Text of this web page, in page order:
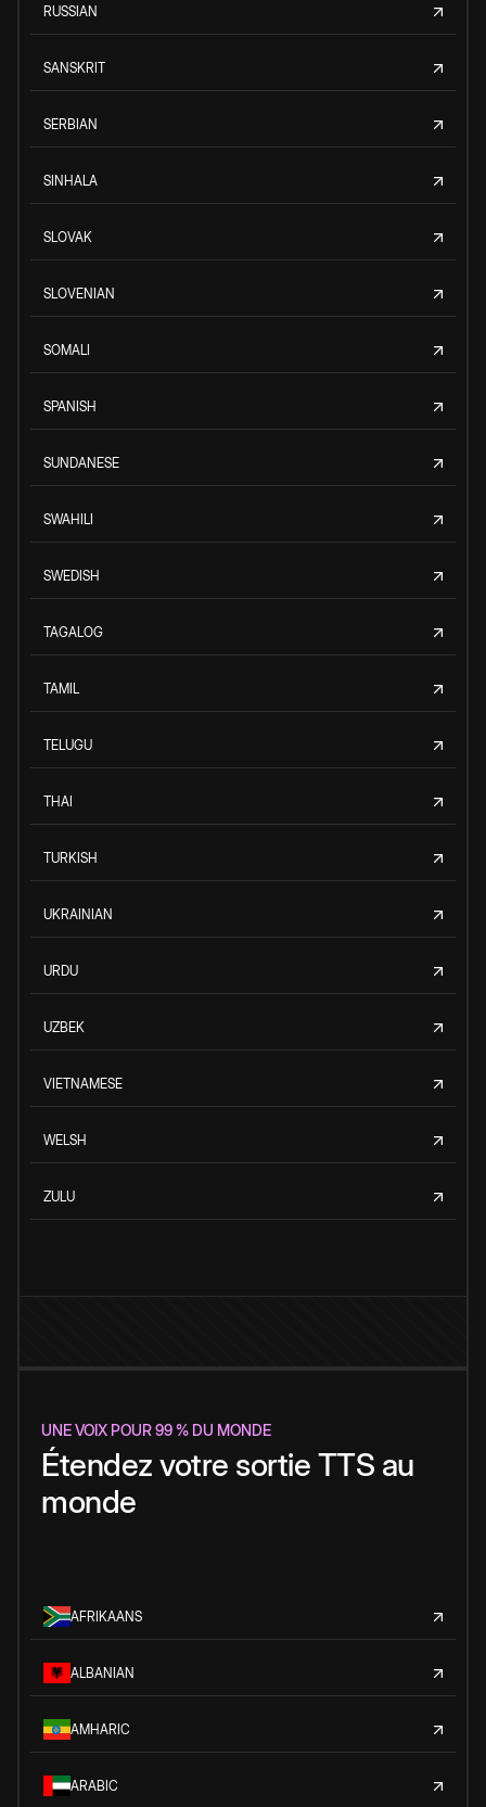
RUSSIAN
SANSKRIT
SERBIAN
SINHALA
SLOVAK
SLOVENIAN
SOMALI
SPANISH
SUNDANESE
SWAHILI
SWEDISH
TAGALOG
TAMIL
TELUGU
THAI
TURKISH
UKRAINIAN
URDU
UZBEK
VIETNAMESE
WELSH
ZULU
UNE VOIX POUR 99 % DU MONDE
Étendez votre sortie TTS au
monde
AFRIKAANS
ALBANIAN
AMHARIC
ARABIC